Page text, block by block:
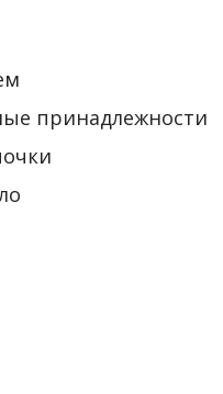
принадлежности